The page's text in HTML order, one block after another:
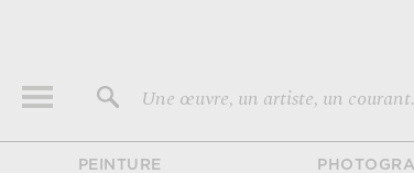
Une œuvre, un artiste, un
PEINTURE